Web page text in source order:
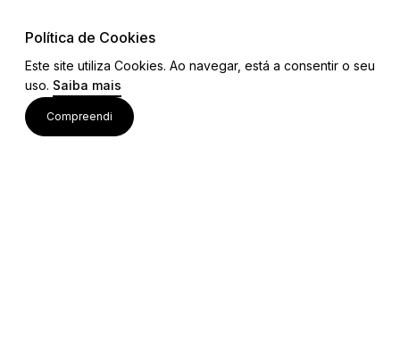
Política de Cookies
Este site utiliza Cookies. Ao navegar, está a consentir o seu
uso. Saiba mais
Compreendi
Links
Ligações Úteis
Contactos